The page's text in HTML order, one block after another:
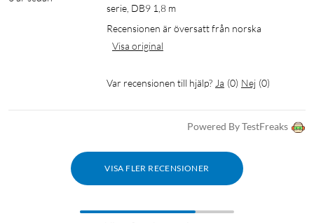
serie, DB9 1,8 m
Recensionen är översatt från norska
Visa original
Var recensionen till hjälp? Ja (0) Nej (0)
Powered By TestFreaks
VISA FLER RECENSIONER